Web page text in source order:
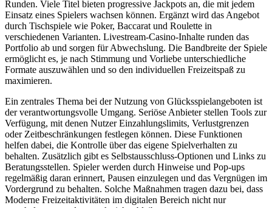
Runden. Viele Titel bieten progressive Jackpots an, die mit jedem
Einsatz eines Spielers wachsen können. Ergänzt wird das Angebot
durch Tischspiele wie Poker, Baccarat und Roulette in
verschiedenen Varianten. Livestream-Casino-Inhalte runden das
Portfolio ab und sorgen für Abwechslung. Die Bandbreite der Spiele
ermöglicht es, je nach Stimmung und Vorliebe unterschiedliche
Formate auszuwählen und so den individuellen Freizeitspaß zu
maximieren.
Ein zentrales Thema bei der Nutzung von Glücksspielangeboten ist
der verantwortungsvolle Umgang. Seriöse Anbieter stellen Tools zur
Verfügung, mit denen Nutzer Einzahlungslimits, Verlustgrenzen
oder Zeitbeschränkungen festlegen können. Diese Funktionen
helfen dabei, die Kontrolle über das eigene Spielverhalten zu
behalten. Zusätzlich gibt es Selbstausschluss-Optionen und Links zu
Beratungsstellen. Spieler werden durch Hinweise und Pop-ups
regelmäßig daran erinnert, Pausen einzulegen und das Vergnügen im
Vordergrund zu behalten. Solche Maßnahmen tragen dazu bei, dass
Moderne Freizeitaktivitäten im digitalen Bereich nicht nur